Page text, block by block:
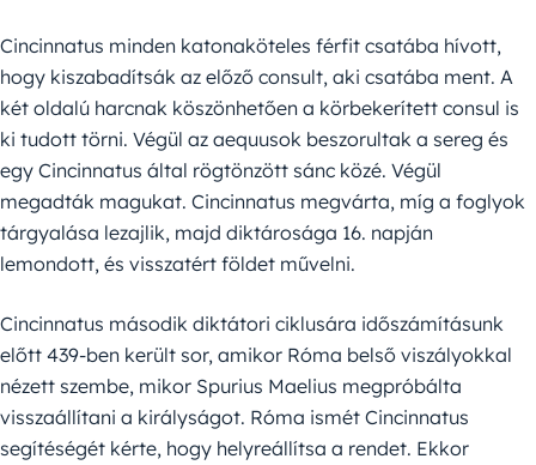
Cincinnatus minden katonaköteles férfit csatába hívott,
hogy kiszabadítsák az előző consult, aki csatába ment. A
két oldalú harcnak köszönhetően a körbekerített consul is
ki tudott törni. Végül az aequusok beszorultak a sereg és
egy Cincinnatus által rögtönzött sánc közé. Végül
megadták magukat. Cincinnatus megvárta, míg a foglyok
tárgyalása lezajlik, majd diktárosága 16. napján
lemondott, és visszatért földet művelni.
Cincinnatus második diktátori ciklusára időszámításunk
előtt 439-ben került sor, amikor Róma belső viszályokkal
nézett szembe, mikor Spurius Maelius megpróbálta
visszaállítani a királyságot. Róma ismét Cincinnatus
segítéségét kérte, hogy helyreállítsa a rendet. Ekkor